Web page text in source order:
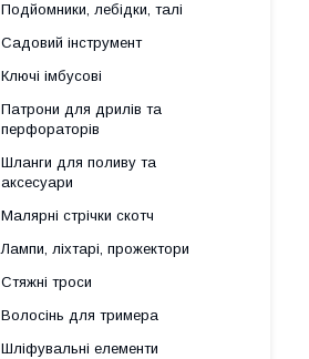
Подйомники, лебідки, талі
Садовий інструмент
Ключі імбусові
Патрони для дрилів та
перфораторів
Шланги для поливу та
аксесуари
Малярні стрічки скотч
Лампи, ліхтарі, прожектори
Стяжні троси
Волосінь для тримера
Шліфувальні елементи